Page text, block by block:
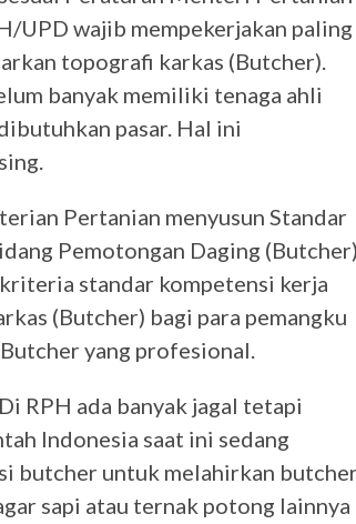
UPD wajib mempekerjakan paling
topografi karkas (Butcher).
banyak memiliki tenaga ahli
pasar. Hal ini
Pertanian menyusun Standar
Pemotongan Daging
standar kompetensi kerja
(Butcher) bagi para pemangku
yang profesional.
RPH ada banyak jagal tetapi
Indonesia saat ini sedang
butcher untuk melahirkan
sapi atau ternak potong lainnya